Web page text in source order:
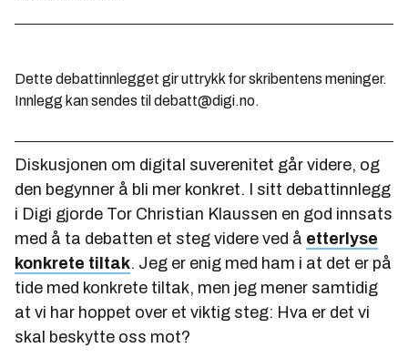
Dette debattinnlegget gir uttrykk for skribentens meninger.
Innlegg kan sendes til debatt@digi.no.
Diskusjonen om digital suverenitet går videre, og
den begynner å bli mer konkret. I sitt debattinnlegg
i Digi gjorde Tor Christian Klaussen en god innsats
med å ta debatten et steg videre ved å etterlyse
konkrete tiltak. Jeg er enig med ham i at det er på
tide med konkrete tiltak, men jeg mener samtidig
at vi har hoppet over et viktig steg: Hva er det vi
skal beskytte oss mot?